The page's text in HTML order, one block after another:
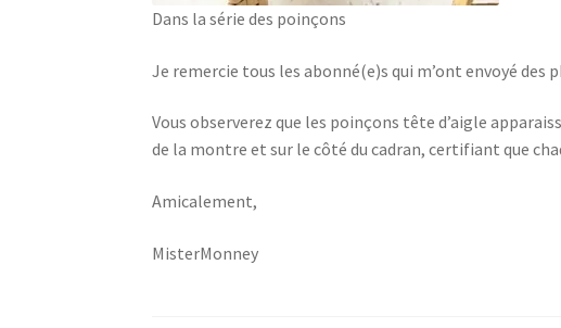
Dans la série des poinçons
Je remercie tous les abonné(e)s qui m’ont envoyé
Vous observerez que les poinçons tête d’aigle
de la montre et sur le côté du cadran, certifiant que
Amicalement,
MisterMonney